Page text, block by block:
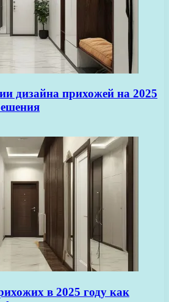
дизайна прихожей на 2025
в 2025 году как